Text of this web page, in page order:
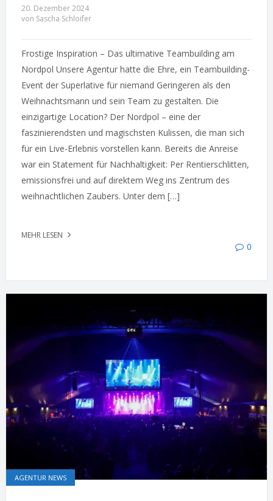
20. Dezember 2024
von Sascha Schloifer
Frostige Inspiration – Das ultimative Teambuilding am
Nordpol Unsere Agentur hatte die Ehre, ein Teambuilding-
Event der Superlative für niemand Geringeren als den
Weihnachtsmann und sein Team zu gestalten. Die
einzigartige Location? Der Nordpol – eine der
faszinierendsten und magischsten Kulissen, die man sich
für ein Live-Erlebnis vorstellen kann. Bereits die Anreise
war ein Statement für Nachhaltigkeit: Per Rentierschlitten,
emissionsfrei und auf direktem Weg ins Zentrum des
weihnachtlichen Zaubers. Unter dem […]
MEHR LESEN
0
AGENTUR NEWS